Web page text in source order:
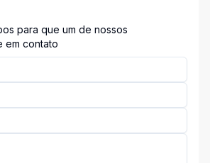
para que um de nossos
em contato